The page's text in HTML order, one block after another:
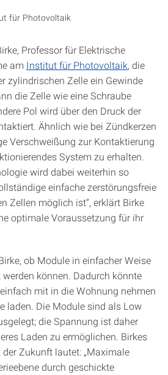
für Photovoltaik
Professor für Elektrische
am Institut für Photovoltaik, die
zylindrischen Zelle ein Gewinde
die Zelle wie eine Schraube
Pol wird über den Druck der
Ähnlich wie bei Zündkerzen
Verschweißung zur Kontaktierung
System zu erhalten.
wird dabei weiterhin so
einfache zerstörungsfreie
Zellen möglich ist“, erklärt Birke
optimale Voraussetzung für ihr
ob Module in einfacher Weise
können. Dadurch könnte
mit in die Wohnung nehmen
laden. Die Module sind als Low
die Spannung ist daher
Laden zu ermöglichen. Birkes
Zukunft lautet: „Maximale
durch geschickte